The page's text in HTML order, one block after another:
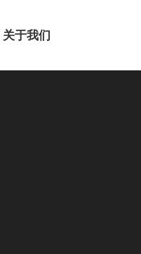
关于我们